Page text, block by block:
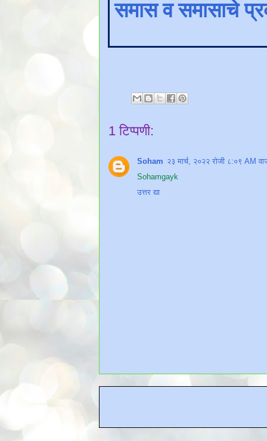
समास व समासाचे
1 टिप्पणी:
Soham २३ मार्च, २०२२ रोजी ८:०९ AM
Sohamgayk
उत्तर द्या